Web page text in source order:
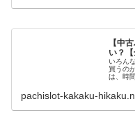
【中
い？【
いろん
買うの
は、時
す。A-
pachislot-kakaku-